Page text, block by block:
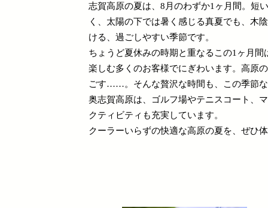
志賀高原の夏は、8月のわずか1ヶ月間。短
く、太陽の下では暑く感じる真夏でも、木
ける、過ごしやすい季節です。
ちょうど夏休みの時期と重なるこの1ヶ月
楽しむ多くのお客様でにぎわいます。高原
ごす……。そんな贅沢な時間も、この季節
奥志賀高原は、ゴルフ場やテニスコート、
クティビティも充実しています。
クーラーいらずの快適な高原の夏を、ぜひ